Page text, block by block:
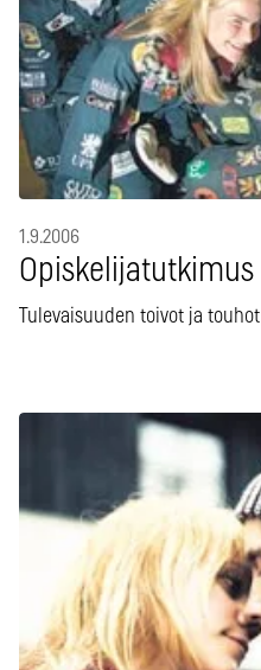
1.9.2006
Opiskelijatutkimus
Tulevaisuuden toivot ja touhot